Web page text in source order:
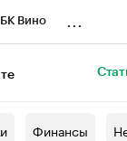
Вино
Финансы